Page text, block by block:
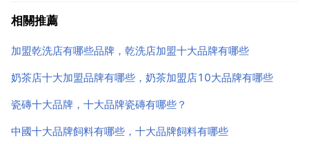
新中式茶飲的經營理念以及管理模式，總部都可以手把
手教給你。加盟貝慕達斯奶茶店有加盟經理專門對接，
總部會給予加...
相關推薦
加盟乾洗店有哪些品牌，乾洗店加盟十大品牌有哪些
奶茶店十大加盟品牌有哪些，奶茶加盟店10大品牌有哪些
瓷磚十大品牌，十大品牌瓷磚有哪些？
中國十大品牌飼料有哪些，十大品牌飼料有哪些